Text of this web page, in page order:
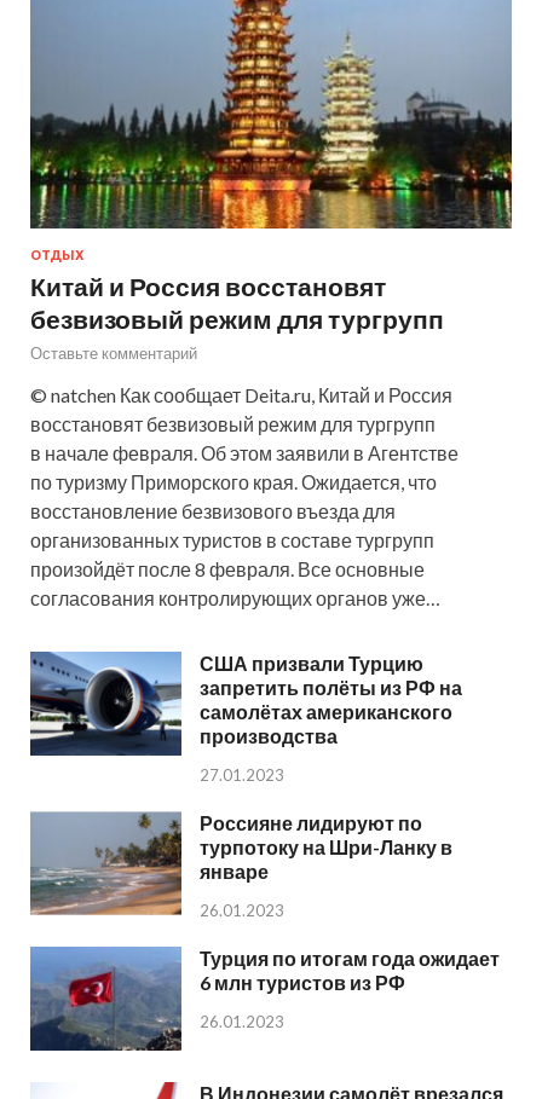
ОТДЫХ
Китай и Россия восстановят
безвизовый режим для тургрупп
Оставьте комментарий
© natchen Как сообщает Deita.ru, Китай и Россия
восстановят безвизовый режим для тургрупп
в начале февраля. Об этом заявили в Агентстве
по туризму Приморского края. Ожидается, что
восстановление безвизового въезда для
организованных туристов в составе тургрупп
произойдёт после 8 февраля. Все основные
согласования контролирующих органов уже…
США призвали Турцию
запретить полёты из РФ на
самолётах американского
производства
27.01.2023
Россияне лидируют по
турпотоку на Шри-Ланку в
январе
26.01.2023
Турция по итогам года ожидает
6 млн туристов из РФ
26.01.2023
В Индонезии самолёт врезался